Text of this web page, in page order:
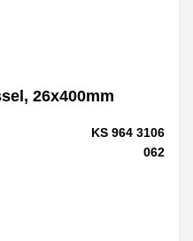
26x400mm
KS 964 3106
062